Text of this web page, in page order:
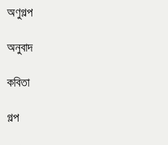
অণুগল্প
অনুবাদ
কবিতা
গল্প